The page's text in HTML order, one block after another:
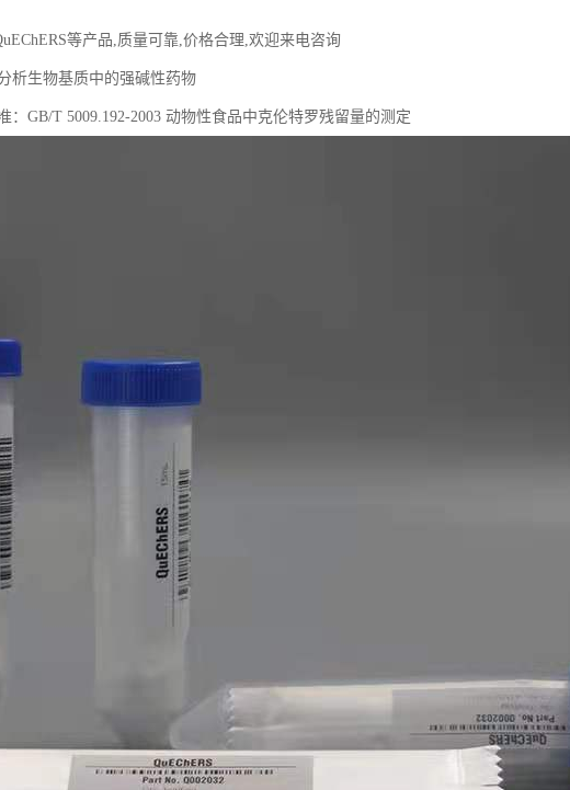
等产品,质量可靠,价格合理,欢迎来电咨询
析生物基质中的强碱性药物
：GB/T 5009.192-2003 动物性⻝品中克伦特罗残留量的测定